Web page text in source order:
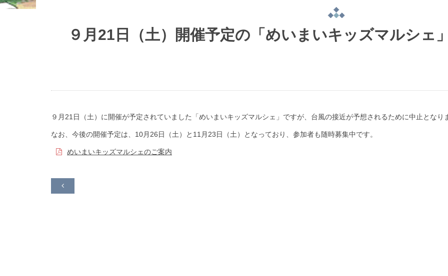
９月21日（土）開催予定の「めいまいキッズマルシェ
９月21日（土）に開催が予定されていました「めいまいキッズマルシェ」ですが、台風の接近が予想されるために中止となり
なお、今後の開催予定は、10月26日（土）と11月23日（土）となっており、参加者も随時募集中です。
めいまいキッズマルシェのご案内
